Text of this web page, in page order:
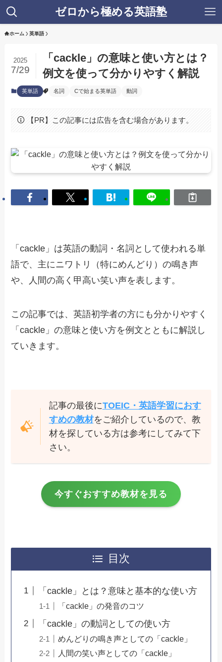
ゼロから極める英語塾
ホーム 英単語
「cackle」の意味と使い方とは？
例文を使って分かりやすく解説
2025
7/29
英単語 名詞 Cで始まる英単語 動詞
【PR】この記事には広告を含む場合があります。
「cackle」は英語の動詞・名詞として使われる単
語で、主にニワトリ（特にめんどり）の鳴き声
や、人間の高く甲高い笑い声を表します。
この記事では、英語初学者の方にも分かりやすく
「cackle」の意味と使い方を例文とともに解説し
ていきます。
記事の最後にTOEIC・英語学習におす
すめの教材をご紹介しているので、教
材を探している方は参考にしてみて下
さい。
今すぐおすすめ教材を見る
目次
「cackle」とは？意味と基本的な使い方
「cackle」の発音のコツ
「cackle」の動詞としての使い方
めんどりの鳴き声としての「cackle」
人間の笑い声としての「cackle」